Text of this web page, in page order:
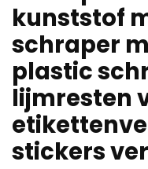
kunststof
schraper
plastic
lijmresten
stickers